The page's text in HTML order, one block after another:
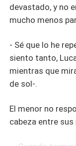
devastado, y no
mucho menos
- Sé que lo he
siento tanto,
mientras que
de sol-.
El menor no
cabeza entre